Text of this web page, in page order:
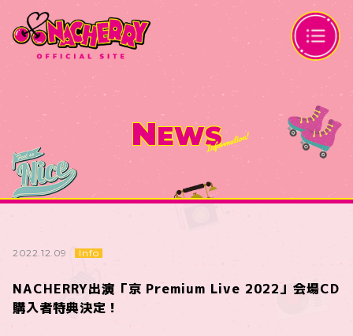
NEWS
2022.12.09 Info
NACHERRY出演「京 Premium Live 2022」会場CD
購入者特典決定！